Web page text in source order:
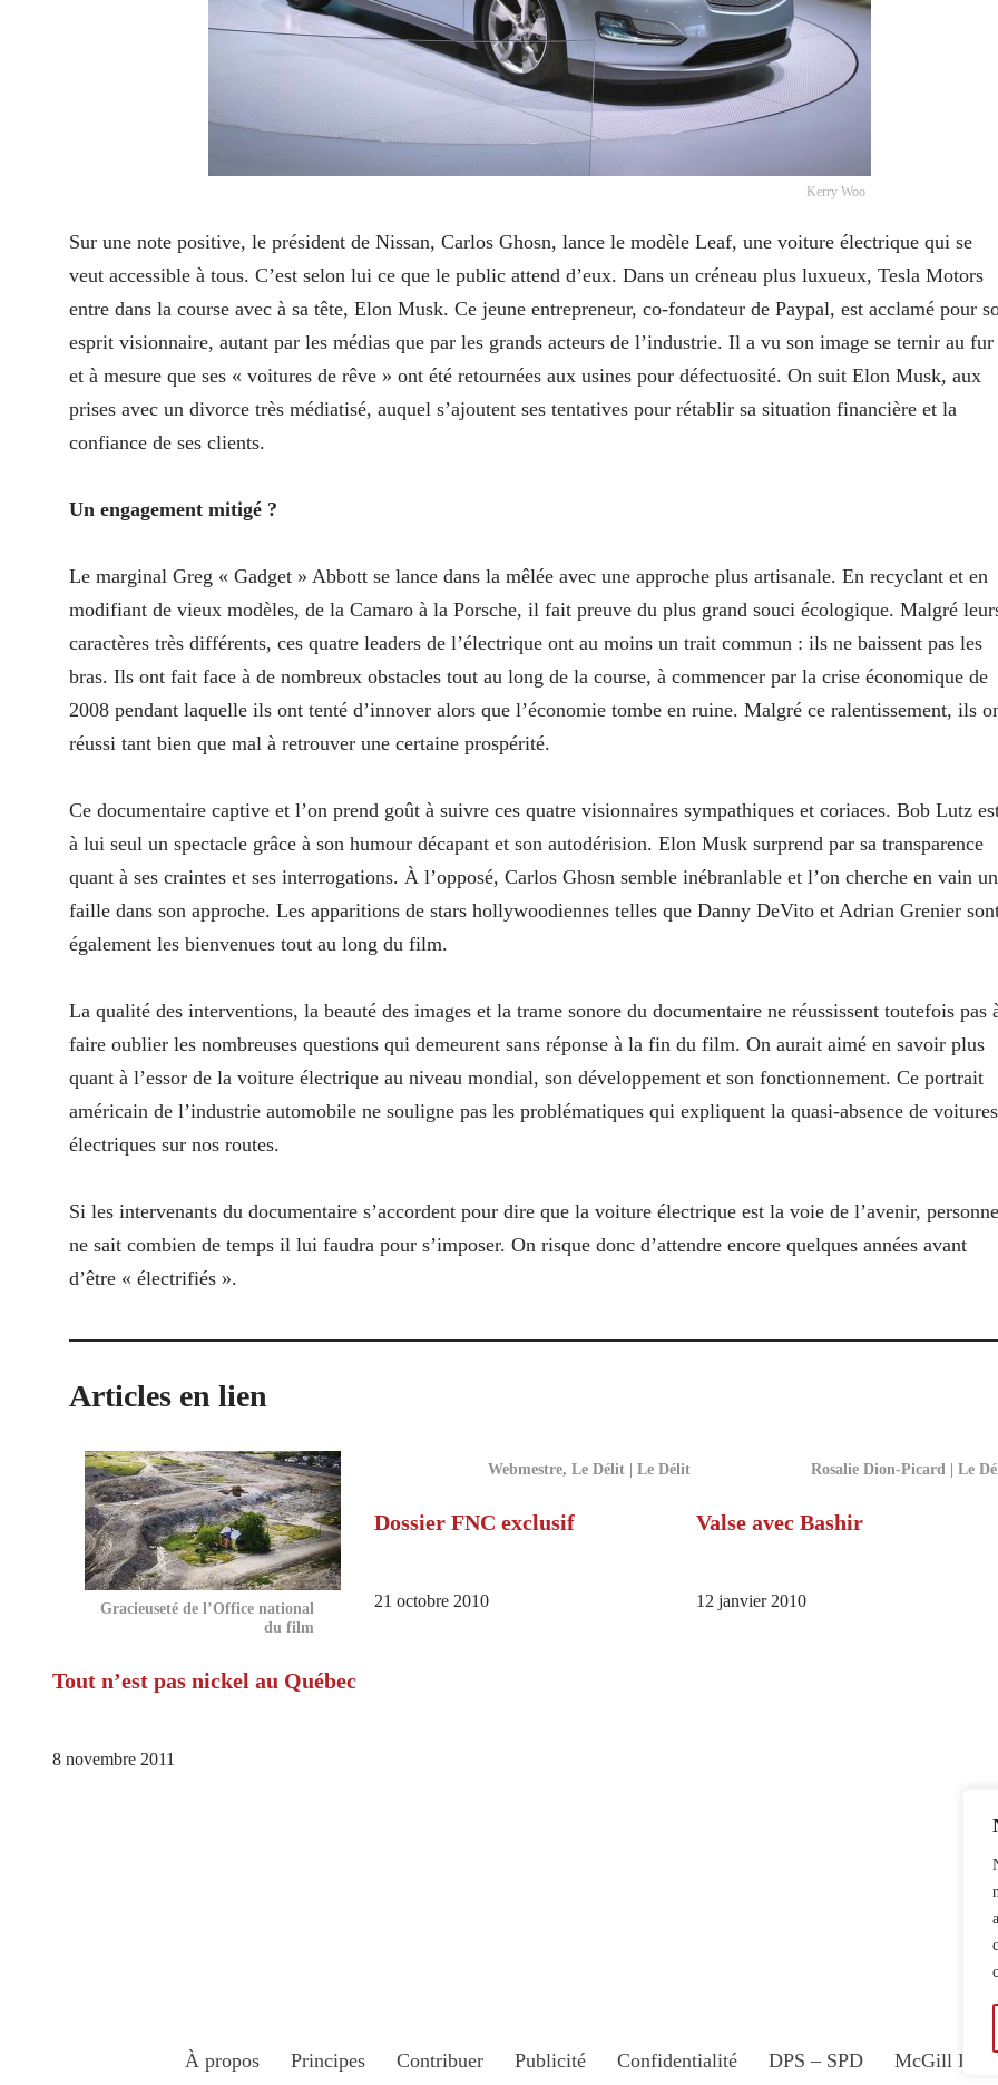
Kerry Woo
Sur une note positive, le président de Nissan, Carlos Ghosn, lance le modèle Leaf, une voiture électrique qui se
veut accessible à tous. C’est selon lui ce que le public attend d’eux. Dans un créneau plus luxueux, Tesla Motors
entre dans la course avec à sa tête, Elon Musk. Ce jeune entrepreneur, co-fondateur de Paypal, est acclamé pour
esprit visionnaire, autant par les médias que par les grands acteurs de l’industrie. Il a vu son image se ternir au fur
et à mesure que ses « voitures de rêve » ont été retournées aux usines pour défectuosité. On suit Elon Musk, aux
prises avec un divorce très médiatisé, auquel s’ajoutent ses tentatives pour rétablir sa situation financière et la
confiance de ses clients.
Un engagement mitigé ?
Le marginal Greg « Gadget » Abbott se lance dans la mêlée avec une approche plus artisanale. En recyclant et en
modifiant de vieux modèles, de la Camaro à la Porsche, il fait preuve du plus grand souci écologique. Malgré
caractères très différents, ces quatre leaders de l’électrique ont au moins un trait commun : ils ne baissent pas les
bras. Ils ont fait face à de nombreux obstacles tout au long de la course, à commencer par la crise économique de
2008 pendant laquelle ils ont tenté d’innover alors que l’économie tombe en ruine. Malgré ce ralentissement, ils
réussi tant bien que mal à retrouver une certaine prospérité.
Ce documentaire captive et l’on prend goût à suivre ces quatre visionnaires sympathiques et coriaces. Bob Lutz
à lui seul un spectacle grâce à son humour décapant et son autodérision. Elon Musk surprend par sa transparence
quant à ses craintes et ses interrogations. À l’opposé, Carlos Ghosn semble inébranlable et l’on cherche en vain
faille dans son approche. Les apparitions de stars hollywoodiennes telles que Danny DeVito et Adrian Grenier
également les bienvenues tout au long du film.
La qualité des interventions, la beauté des images et la trame sonore du documentaire ne réussissent toutefois pas
faire oublier les nombreuses questions qui demeurent sans réponse à la fin du film. On aurait aimé en savoir plus
quant à l’essor de la voiture électrique au niveau mondial, son développement et son fonctionnement. Ce portrait
américain de l’industrie automobile ne souligne pas les problématiques qui expliquent la quasi-absence de voitures
électriques sur nos routes.
Si les intervenants du documentaire s’accordent pour dire que la voiture électrique est la voie de l’avenir, personne
ne sait combien de temps il lui faudra pour s’imposer. On risque donc d’attendre encore quelques années avant
d’être « électrifiés ».
Articles en lien
Gracieuseté de l’Office national
du film
Tout n’est pas nickel au Québec
8 novembre 2011
Webmestre, Le Délit | Le Délit
Dossier FNC exclusif
21 octobre 2010
Rosalie Dion-Picard | Le
Valse avec Bashir
12 janvier 2010
À propos Principes Contribuer Publicité Confidentialité DPS – SPD McGill